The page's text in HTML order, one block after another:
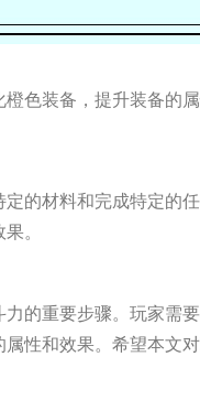
色装备，提升装备的
的材料和完成特定的
。
的重要步骤。玩家需
性和效果。希望本文